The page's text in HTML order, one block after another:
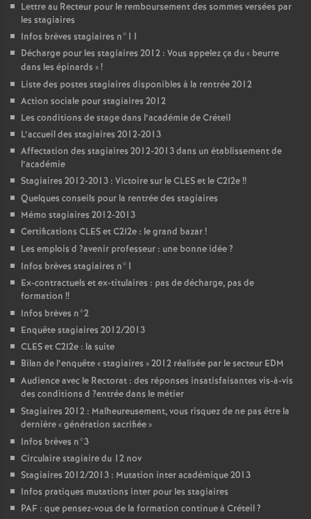
Lettre au Recteur pour le remboursement des sommes versées par
les stagiaires
Infos brèves stagiaires n°11
Décharge pour les stagiaires 2012 : Vous appelez ça du « beurre
dans les épinards »!
Liste des postes stagiaires disponibles à la rentrée 2012
Action sociale pour stagiaires 2012
Les conditions de stage dans l’académie de Créteil
L’accueil des stagiaires 2012-2013
Affectation des stagiaires 2012-2013 dans un établissement de
l’académie
Stagiaires 2012-2013 : Victoire sur leCLESet le C2I2e!!
Quelques conseils pour la rentrée des stagiaires
Mémo stagiaires 2012-2013
Certifications CLESet C2I2e : le grand bazar!
Les emplois d ?avenir professeur : une bonne idée?
Infos brèves stagiaires n°1
Ex-contractuels et ex-titulaires : pas de décharge, pas de
formation !!
Infos brèves n°2
Enquête stagiaires 2012/2013
CLESet C2I2e : la suite
Bilan de l’enquête «stagiaires » 2012 réalisée par le secteur EDM
Audience avec le Rectorat : des réponses insatisfaisantes vis-à-vis
des conditions d ?entrée dans le métier
Stagiaires 2012 : Malheureusement, vous risquez de ne pas être la
dernière «génération sacrifiée»
Infos brèves n°3
Circulaire stagiaire du 12 nov
Stagiaires 2012/2013 : Mutation inter académique 2013
Infos pratiques mutations inter pour les stagiaires
PAF : que pensez-vous de la formation continue à Créteil?